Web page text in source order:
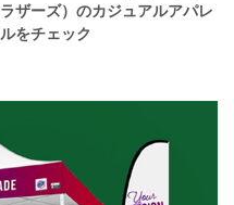
ラザーズ）のカジュアルアパレ
ルをチェック